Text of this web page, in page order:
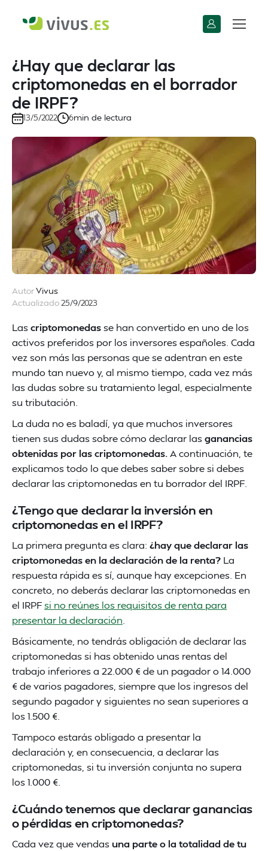
¿Hay que declarar las
criptomonedas en el borrador
de IRPF?
13/5/2022 6min de lectura
AutorVivus
Actualizado25/9/2023
Lascriptomonedasse han convertido en uno de los
activos preferidos por los inversores españoles. Cada
vez son más las personas que se adentran en este
mundo tan nuevo y, al mismo tiempo, cada vez más
las dudas sobre su tratamiento legal, especialmente
su tributación.
La duda no es baladí, ya que muchos inversores
tienen sus dudas sobre cómo declarar lasganancias
obtenidas por las criptomonedas.A continuación, te
explicamos todo lo que debes saber sobre si debes
declarar las criptomonedas en tu borrador del IRPF.
¿Tengo que declarar la inversión en
criptomonedas en el IRPF?
La primera pregunta es clara: ¿hay que declarar las
criptomonedas en la declaración de la renta? La
respuesta rápida es sí, aunque hay excepciones. En
concreto, no deberás declarar las criptomonedas en
el IRPFsi no reúnes los requisitos de renta para
presentar la declaración.
Básicamente, no tendrás obligación de declarar las
criptomonedas si has obtenido unas rentas del
trabajo inferiores a 22.000 € de un pagador o 14.000
€ de varios pagadores, siempre que los ingresos del
segundo pagador y siguientes no sean superiores a
los 1.500 €.
Tampoco estarás obligado a presentar la
declaración y, en consecuencia, a declarar las
criptomonedas, si tu inversión conjunta no supera
los 1.000 €.
¿Cuándo tenemos que declarar ganancias
o pérdidas en criptomonedas?
Cada vez que vendasuna parte o la totalidad de tu